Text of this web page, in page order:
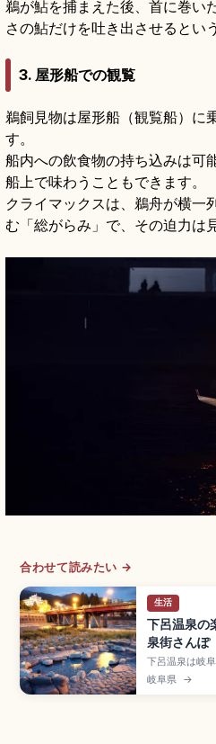
鵜が鮎を捕まえた後、首に巻い
さの鮎だけを吐き出させるとい
3. 屋形船での観覧
鵜飼見物は屋形船（観覧船）に
す。
船内への飲食物の持ち込みは可
船上で味わうこともできます。
クライマックスは、鵜舟が横一
む「総がらみ」で、その迫力は
合わせて読みたい →
生活
下呂温泉の
泉街さんぽ
下呂温泉は岐
日本三名泉の
戸時代の林羅
岐阜県 →